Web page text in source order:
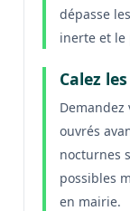
dépasse
inerte et le
Calez
ouvrés
nocturnes
possibles
en mairie.